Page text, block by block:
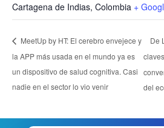
Cartagena de Indias, Colombia +
MeetUp by HT: El cerebro envejece y
la APP más usada en el mundo ya es
un dispositivo de salud cognitiva. Casi
nadie en el sector lo vio venir
De
del